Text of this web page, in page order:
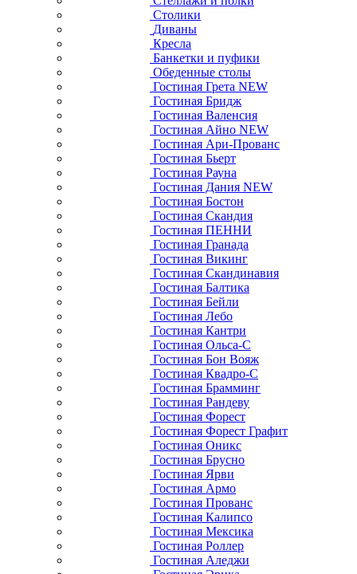
Столики
Диваны
Кресла
Банкетки и пуфики
Обеденные столы
Гостиная Грета NEW
Гостиная Бридж
Гостиная Валенсия
Гостиная Айно NEW
Гостиная Ари-Прованс
Гостиная Бьерт
Гостиная Рауна
Гостиная Дания NEW
Гостиная Бостон
Гостиная Скандия
Гостиная ПЕННИ
Гостиная Гранада
Гостиная Викинг
Гостиная Скандинавия
Гостиная Балтика
Гостиная Бейли
Гостиная Лебо
Гостиная Кантри
Гостиная Ольса-С
Гостиная Бон Вояж
Гостиная Квадро-С
Гостиная Брамминг
Гостиная Рандеву
Гостиная Форест
Гостиная Форест Графит
Гостиная Оникс
Гостиная Брусно
Гостиная Ярви
Гостиная Армо
Гостиная Прованс
Гостиная Калипсо
Гостиная Мексика
Гостиная Роллер
Гостиная Аледжи